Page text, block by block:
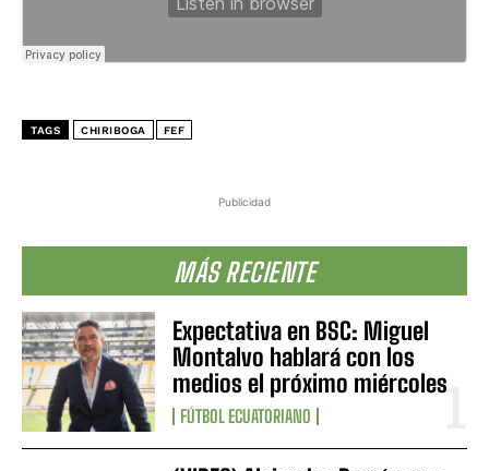
Publicidad
MÁS RECIENTE
Expectativa en BSC: Miguel
Montalvo hablará con los
medios el próximo miércoles
FÚTBOL ECUATORIANO
TAGS CHIRIBOGA FEF